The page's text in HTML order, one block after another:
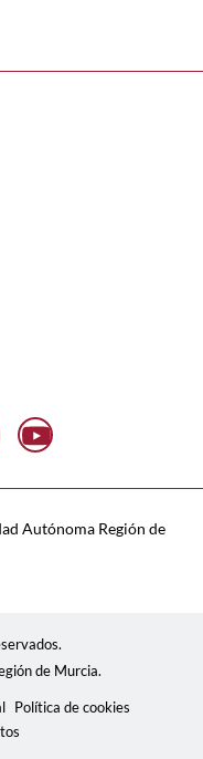
de Murcia.
Política de cookies